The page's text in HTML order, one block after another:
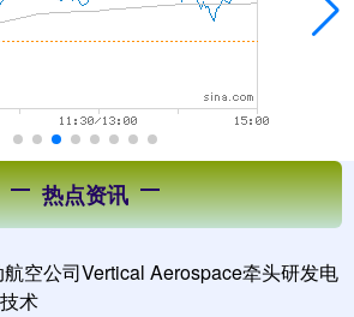
热点资讯
空公司Vertical Aerospace牵头研发电
术